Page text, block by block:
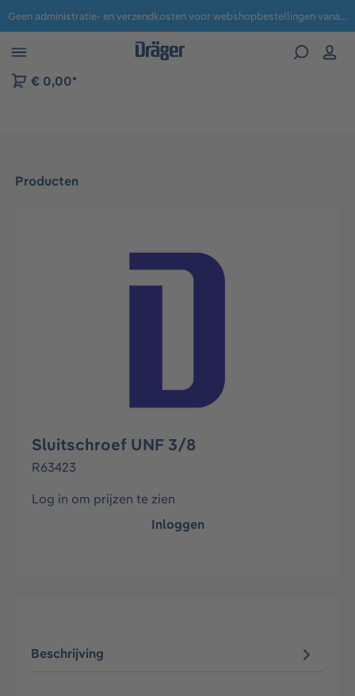
naar navigatie B2B-platform Geen administratie- en verzendkosten voor webshopbestellingen vanaf € 100,-.
€ 0,00*
Producten
Afbeeldingengalerij overslaan
Sluitschroef UNF 3/8
R63423
Log in om prijzen te zien
Inloggen
Beschrijving